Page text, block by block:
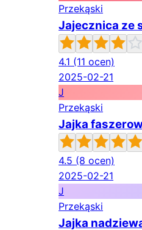
Przekąski
Jajecznica ze
4.1 (11 ocen)
2025-02-21
J
Przekąski
Jajka
4.5 (8 ocen)
2025-02-21
J
Przekąski
Jajka